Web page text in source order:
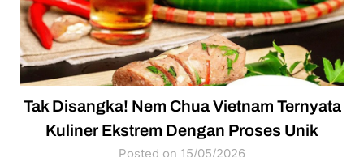
Tak Disangka! Nem Chua Vietnam Ternyata
Kuliner Ekstrem Dengan Proses Unik
Posted on 15/05/2026